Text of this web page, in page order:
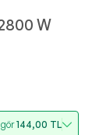
W
gör144,00 TL